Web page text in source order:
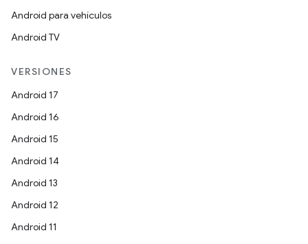
Android para vehículos
Android TV
VERSIONES
Android 17
Android 16
Android 15
Android 14
Android 13
Android 12
Android 11